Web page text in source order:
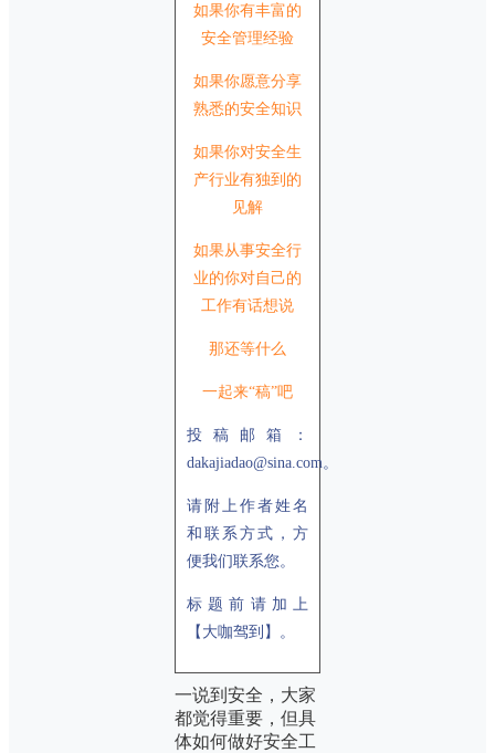
如果你有丰富的
安全管理经验
如果你愿意分享
熟悉的安全知识
如果你对安全生
产行业有独到的
见解
如果从事安全行
业的你对自己的
工作有话想说
那还等什么
一起来“稿”吧
投稿邮箱：
dakajiadao@sina.com。
请附上作者姓名
和联系方式，方
便我们联系您。
标题前请加上
【大咖驾到】。
一说到安全，大家
都觉得重要，但具
体如何做好安全工